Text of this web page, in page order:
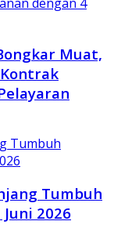
Muat,
Kontrak
Tumbuh
2026